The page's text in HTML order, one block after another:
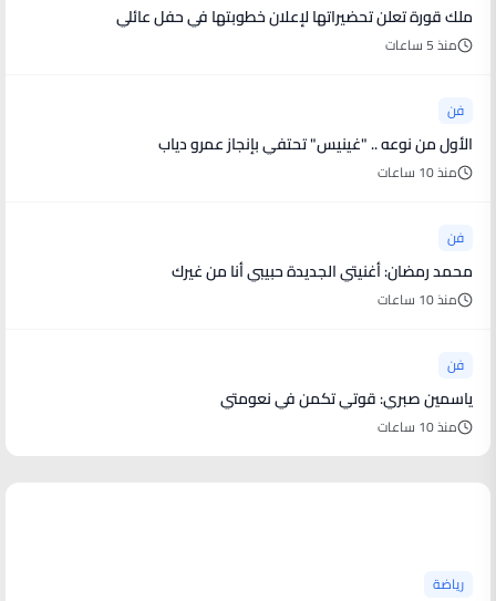
ملك قورة تعلن تحضيراتها لإعلان خطوبتها في حفل عائلي
منذ 5 ساعات
فن
الأول من نوعه .. "غينيس" تحتفي بإنجاز عمرو دياب
منذ 10 ساعات
فن
محمد رمضان: أغنيتي الجديدة حبيبي أنا من غيرك
منذ 10 ساعات
فن
ياسمين صبري: قوتي تكمن في نعومتي
منذ 10 ساعات
رياضة